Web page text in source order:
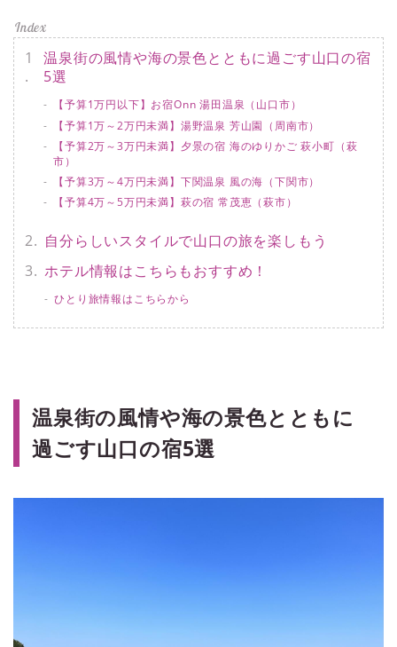
温泉街の風情や海の景色とともに過ごす山口の宿
5選
【予算1万円以下】お宿Onn 湯田温泉（山口市）
【予算1万～2万円未満】湯野温泉 芳山園（周南市）
【予算2万～3万円未満】夕景の宿 海のゆりかご 萩小町（萩
市）
【予算3万～4万円未満】下関温泉 風の海（下関市）
【予算4万～5万円未満】萩の宿 常茂恵（萩市）
自分らしいスタイルで山口の旅を楽しもう
ホテル情報はこちらもおすすめ！
ひとり旅情報はこちらから
温泉街の風情や海の景色とともに
過ごす山口の宿5選